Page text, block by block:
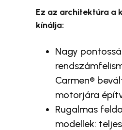
Ez az architektúra a
kínálja:
Nagy
Carmen®
motorjára
Rugalmas
modellek: